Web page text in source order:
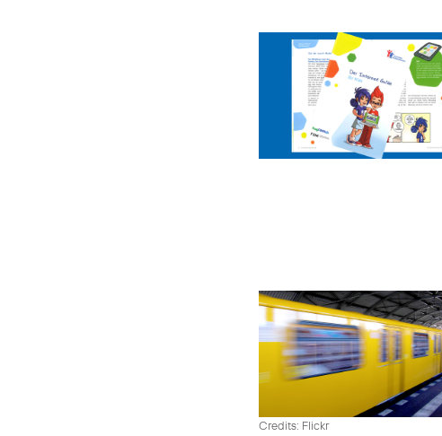
Credits: Flickr